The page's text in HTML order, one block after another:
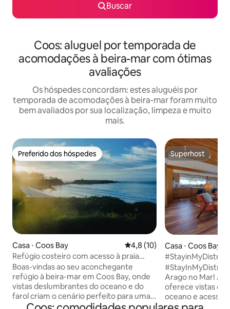
Buscar
Coos: aluguel por temporada de
acomodações à beira-mar com ótimas
avaliações
Os hóspedes concordam: estes aluguéis por
temporada de acomodações à beira-mar foram muito
bem avaliados por sua localização, limpeza e muito
mais.
Preferido dos hóspedes
Preferido dos hóspedes
Casa ⋅ Coos Bay 4,8 de uma avaliação média
4,8 (10)
Refúgio costeiro com acesso à praia
perto do farol
Boas-vindas ao seu aconchegante
refúgio à beira-mar em Coos Bay, onde
vistas deslumbrantes do oceano e do
farol criam o cenário perfeito para uma
estadia relaxante. Esta confortável casa
Superhost
Superhost
Casa ⋅ Coos Bay
#StayinMyDistrict
Arago no mar
#StayInMyDistrict
Arago no Mar! A
oferece vistas
oceano e acesso
Beach.